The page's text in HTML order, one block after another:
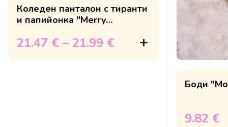
Коледен панталон с тиранти
и папийонка "Merry
21.47 € – 21.99 €
Боди
9.82 €